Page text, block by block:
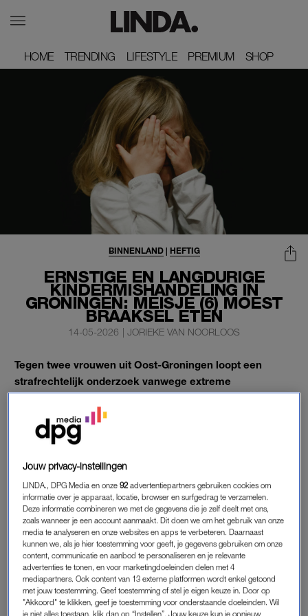
HOME
HOME TRENDING
TRENDING LIFESTYLE
LIFESTYLE PREMIUM
PREMIUM SHOP
SHOP
ERNSTIGE EN LANGDURIGE
KINDERMISHANDELING IN
GRONINGEN: MEISJE (6) MOEST
BRAAKSEL ETEN
BINNENLAND| HEFTIG
14-05-2026 | JORIEKE VAN NOORLOOS
Tegen twee vrouwen uit Oost-Groningen loopt een
strafrechtelijk onderzoek vanwege extreme
kindermishandeling. De vrouwen gebruikten
stelselmatig ernstig geweld tegen een zesjarig meisje
en een zevenjarige jongen.
braaksel, werden ook gefilmd, zo meldt het
Noorden (DVHN).
KINDERMISHANDELING
Het Openbaar Ministerie bevestigt het strafrechtelijk
onderzoek na vragen vanDVHN. Twee vrouwen staan
centraal: de moeder van het zesjarige meisje en haar
zogeheten vriendin, de moeder van de zevenjarige jongen.
Jouw privacy-instellingen
LINDA., DPG Media en onze92 advertentiepartners gebruiken cookies om
informatie over je apparaat, locatie, browser en surfgedrag te verzamelen.
Deze informatie combineren we met de gegevens die je zelf deelt met ons,
zoals wanneer je een account aanmaakt. Dit doen we om het gebruik van onze
media te analyseren en onze websites en apps te verbeteren. Daarnaast
kunnen we, als je hier toestemming voor geeft, je gegevens gebruiken om onze
content, communicatie en aanbod te personaliseren en je relevante
advertenties te tonen, en voor marketingdoeleinden delen met 4
mediapartners. Ook content van 13 externe platformen wordt enkel getoond
met jouw toestemming. Geef toestemming of stel je eigen keuze in. Door op
"Akkoord" te klikken, geef je toestemming voor onderstaande doeleinden. Wil
je niet alles toestaan, klik dan op “Instellen”. Jouw keuze kun je opnieuw